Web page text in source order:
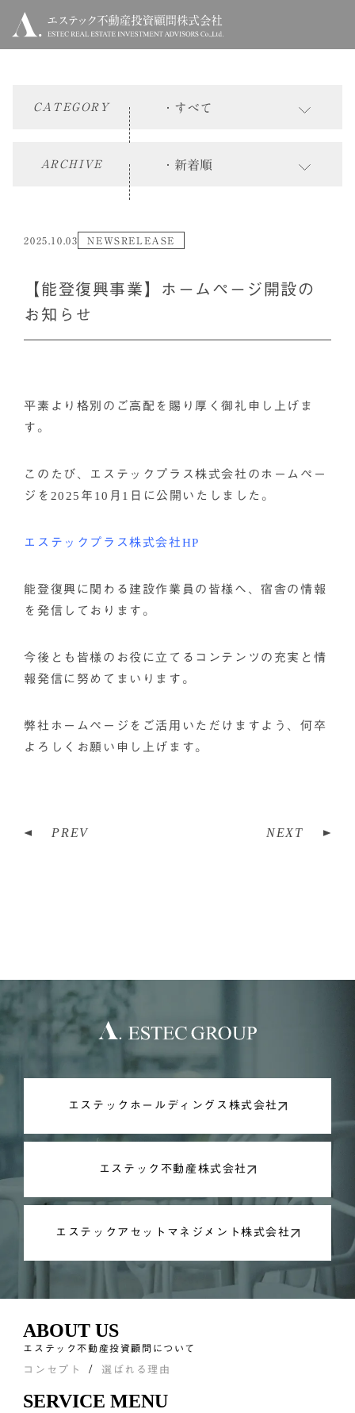
CATEGORY
ARCHIVE
2025.10.03 NEWSRELEASE
【能登復興事業】ホームページ開設の
お知らせ
平素より格別のご高配を賜り厚く御礼申し上げま
す。
このたび、エステックプラス株式会社のホームペー
ジを2025年10月1日に公開いたしました。
エステックプラス株式会社HP
能登復興に関わる建設作業員の皆様へ、宿舎の情報
を発信しております。
今後とも皆様のお役に立てるコンテンツの充実と情
報発信に努めてまいります。
弊社ホームページをご活用いただけますよう、何卒
よろしくお願い申し上げます。
PREV NEXT
エステックホールディングス株式会社
エステック不動産株式会社
エステックアセットマネジメント株式会社
ABOUT US
エステック不動産投資顧問について
コンセプト 選ばれる理由
SERVICE MENU